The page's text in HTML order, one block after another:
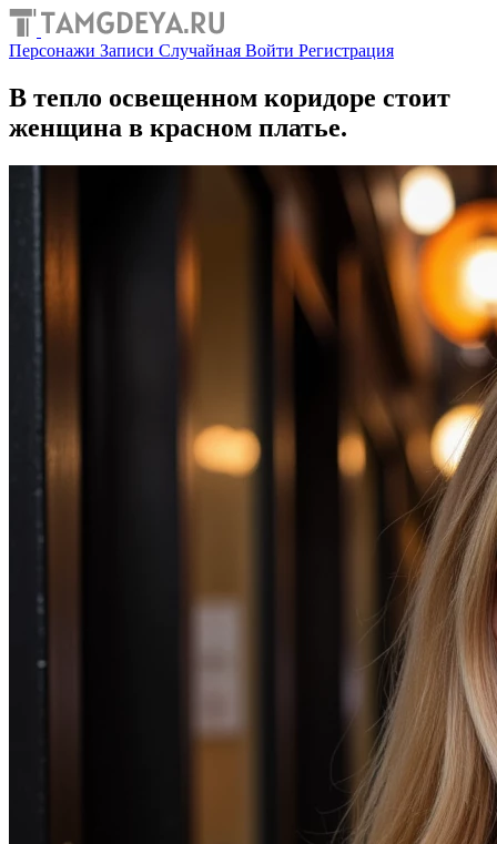
Персонажи Записи Случайная Войти Регистрация
В тепло освещенном коридоре стоит
женщина в красном платье.